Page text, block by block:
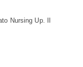
Nursing Up. Il